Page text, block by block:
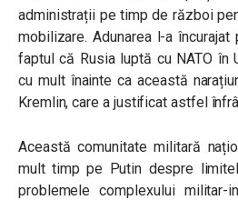
administrații pe timp de război
mobilizare. Adunarea l-a
faptul că Rusia luptă cu NATO în
cu mult înainte ca această
Kremlin, care a justificat astfel
Această comunitate militară
mult timp pe Putin despre
problemele complexului